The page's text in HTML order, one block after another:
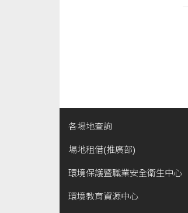
各場地查詢
場地租借(推廣部)
環境保護暨職業安全衛生中心
環境教育資源中心